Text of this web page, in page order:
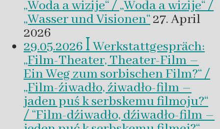
„Woda a wizije“ / „Woda a wizije“ /
„Wasser und Visionen“27. April
2026
29.05.2026 ꟾ Werkstattgespräch:
„Film-Theater, Theater-Film –
Ein Weg zum sorbischen Film?“ /
„Film-źiwadło, źiwadło-film –
jaden puś k serbskemu filmoju?“
/ “Film-dźiwadło, dźiwadło-film –